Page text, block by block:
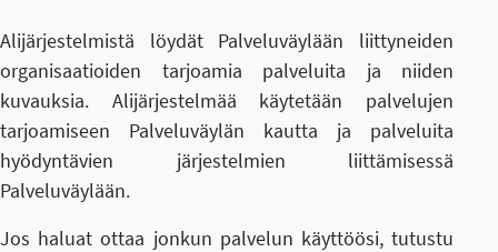
Alijärjestelmistä löydät Palveluväylään liittyneiden
organisaatioiden tarjoamia palveluita ja niiden
kuvauksia. Alijärjestelmää käytetään palvelujen
tarjoamiseen Palveluväylän kautta ja palveluita
hyödyntävien järjestelmien liittämisessä
Palveluväylään.
Jos haluat ottaa jonkun palvelun käyttöösi, tutustu